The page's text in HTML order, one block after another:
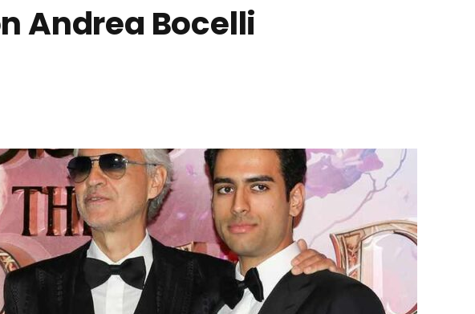
Andrea Bocelli